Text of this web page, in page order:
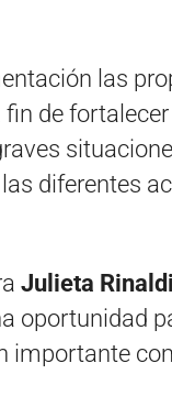
las
fin de
diferentes
Julieta
oportunidad
importante